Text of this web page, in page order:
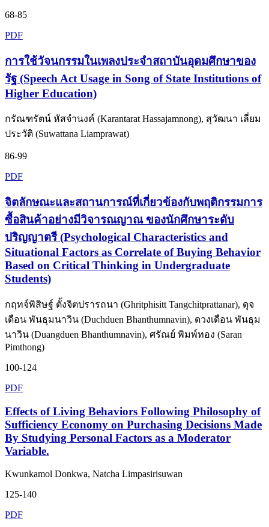
68-85
PDF
การใช้วัจนกรรมในเพลงประจำสถาบันอุดมศึกษาของ
รัฐ (Speech Act Usage in Song of State Institutions of
Higher Education)
กรัณฑรัตน์ หัสจำนงค์ (Karantarat Hassajamnong), สุวัฒนา เลี่ยม
ประวัติ (Suwattana Liamprawat)
86-99
PDF
จิตลักษณะและสถานการณ์ที่เกี่ยวข้องกับพฤติกรรมการ
ซื้อสินค้าอย่างมีวิจารณญาณ ของนักศึกษาระดับ
ปริญญาตรี (Psychological Characteristics and
Situational Factors as Correlate of Buying Behavior
Based on Critical Thinking in Undergraduate
Students)
กฤทจ์พิสิษฐ์ ตั้งจิตปรารถนา (Ghritphisitt Tangchitprattanar), ดุจ
เดือน พันธุมนาวิน (Duchduen Bhanthumnavin), ดวงเดือน พันธุม
นาวิน (Duangduen Bhanthumnavin), ศรัณย์ พิมพ์ทอง (Saran
Pimthong)
100-124
PDF
Effects of Living Behaviors Following Philosophy of
Sufficiency Economy on Purchasing Decisions Made
By Studying Personal Factors as a Moderator
Variable.
Kwunkamol Donkwa, Natcha Limpasirisuwan
125-140
PDF